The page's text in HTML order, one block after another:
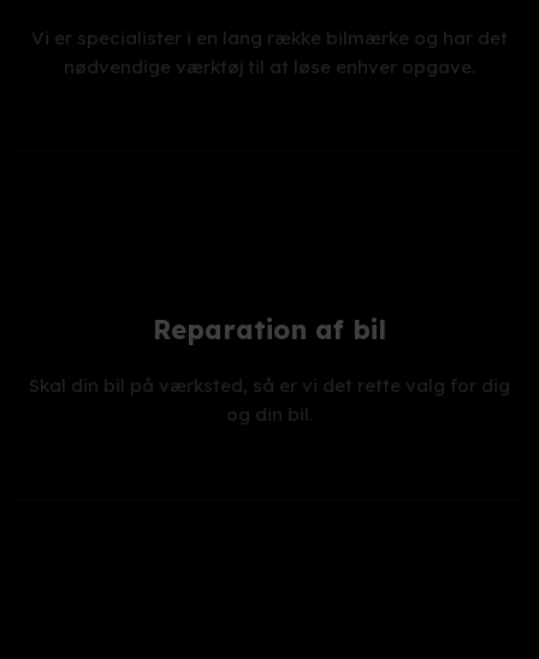
Vi er specialister i en lang række bilmærke og har det
nødvendige værktøj til at løse enhver opgave.
Reparation af bil
Skal din bil på værksted, så er vi det rette valg for dig
og din bil.